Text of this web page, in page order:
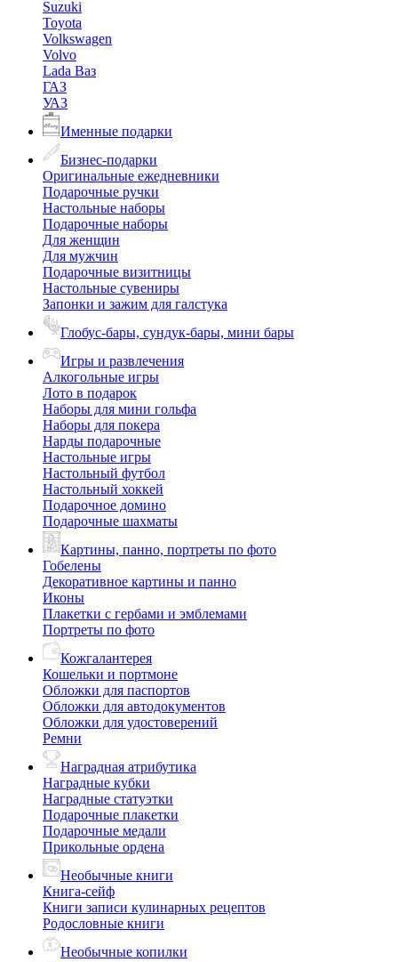
Suzuki
Toyota
Volkswagen
Volvo
Lada Ваз
ГАЗ
УАЗ
Именные подарки
Бизнес-подарки
Оригинальные ежедневники
Подарочные ручки
Настольные наборы
Подарочные наборы
Для женщин
Для мужчин
Подарочные визитницы
Настольные сувениры
Запонки и зажим для галстука
Глобус-бары, сундук-бары, мини бары
Игры и развлечения
Алкогольные игры
Лото в подарок
Наборы для мини гольфа
Наборы для покера
Нарды подарочные
Настольные игры
Настольный футбол
Настольный хоккей
Подарочное домино
Подарочные шахматы
Картины, панно, портреты по фото
Гобелены
Декоративное картины и панно
Иконы
Плакетки с гербами и эмблемами
Портреты по фото
Кожгалантерея
Кошельки и портмоне
Обложки для паспортов
Обложки для автодокументов
Обложки для удостоверений
Ремни
Наградная атрибутика
Наградные кубки
Наградные статуэтки
Подарочные плакетки
Подарочные медали
Прикольные ордена
Необычные книги
Книга-сейф
Книги записи кулинарных рецептов
Родословные книги
Необычные копилки